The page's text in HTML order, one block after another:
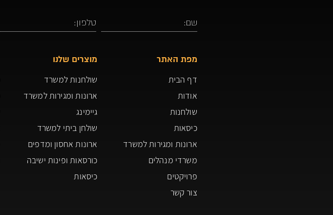
מפת האתר
דף הבית
אודות
שולחנות
כיסאות
ארונות ומגירות למשרד
משרדי מנהלים
פרויקטים
צור קשר
מוצרים שלנו
שולחנות למשרד
ארונות ומגירות למשרד
גיימינג
שולחן ביתי למשרד
ארונות אחסון ומדפים
כורסאות ופינות ישיבה
כיסאות